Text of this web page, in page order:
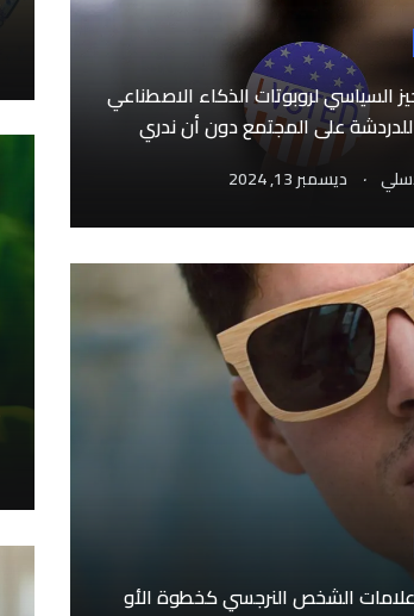
السياسي لروبوتات الذكاء الاصطناعي
على المجتمع دون أن ندري
. ديسمبر 13, 2024
الشخص النرجسي كخطوة الأو